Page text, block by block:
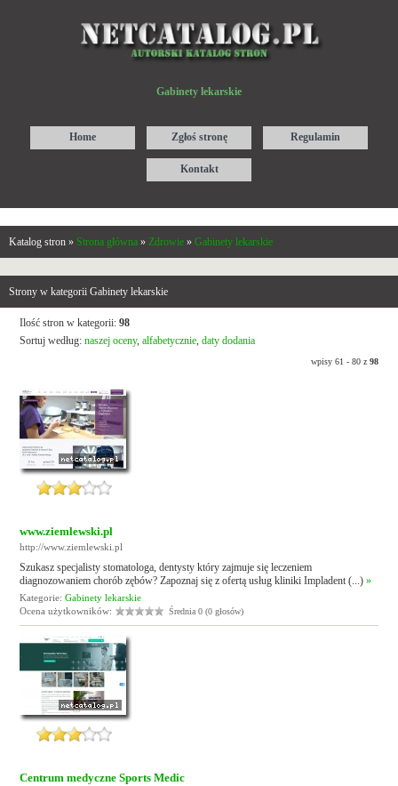
Gabinety lekarskie
Home Zgłoś stronę Regulamin
Kontakt
Katalog stron » Strona główna » Zdrowie » Gabinety lekarskie
Strony w kategorii Gabinety lekarskie
Ilość stron w kategorii:98
Sortuj według:naszej oceny,alfabetycznie ,daty dodania
wpisy 61 - 80 z 98
www.ziemlewski.pl
http://www.ziemlewski.pl
Szukasz specjalisty stomatologa, dentysty który zajmuje się leczeniem
diagnozowaniem chorób zębów? Zapoznaj się z ofertą usług kliniki Impladent (...)»
Kategorie:Gabinety lekarskie
Ocena użytkowników:
Średnia 0 (0 głosów)
Centrum medyczne Sports Medic